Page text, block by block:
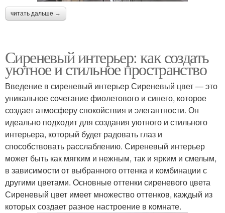
читать дальше →
Сиреневый интерьер: как создать
уютное и стильное пространство
Введение в сиреневый интерьер Сиреневый цвет — это
уникальное сочетание фиолетового и синего, которое
создает атмосферу спокойствия и элегантности. Он
идеально подходит для создания уютного и стильного
интерьера, который будет радовать глаз и
способствовать расслаблению. Сиреневый интерьер
может быть как мягким и нежным, так и ярким и смелым,
в зависимости от выбранного оттенка и комбинации с
другими цветами. Основные оттенки сиреневого цвета
Сиреневый цвет имеет множество оттенков, каждый из
которых создает разное настроение в комнате.